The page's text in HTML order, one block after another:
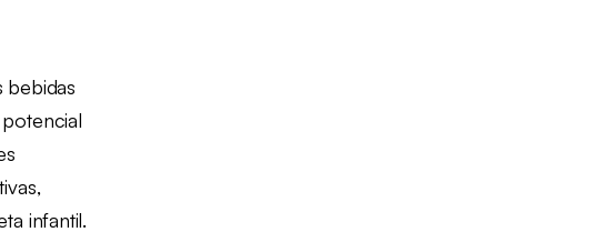
bebidas
infantil.